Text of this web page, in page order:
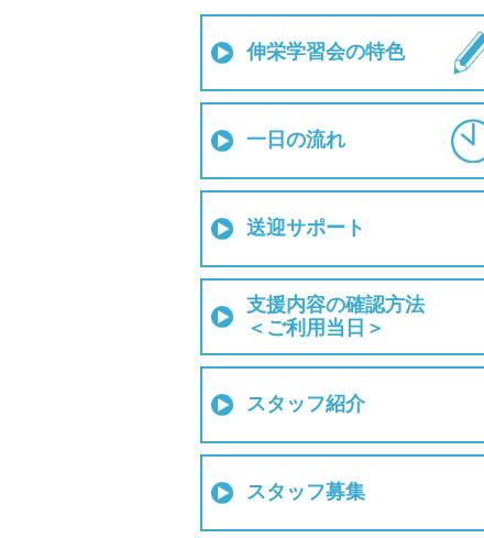
伸栄学習会の特色
一日の流れ
送迎サポート
支援内容の確認方法
＜ご利用当日＞
スタッフ紹介
スタッフ募集